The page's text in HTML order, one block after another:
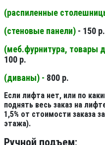
(распиленные
(стеновые панели) - 150 р.
(меб.фурнитура, товары
100 р.
(диваны) - 800 р.
Если лифта нет, или по
поднять весь заказ на
1,5% от стоимости заказа
этажа).
Ручной подъем: